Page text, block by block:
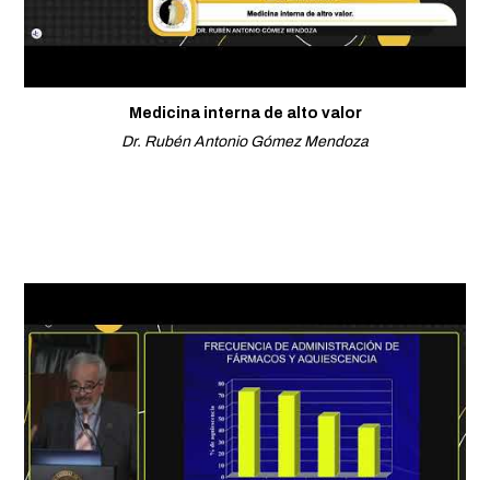
Medicina interna de alto valor
Dr. Rubén Antonio Gómez Mendoza